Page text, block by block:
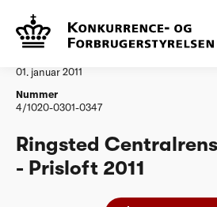
Vandtilsyn
01. januar 2011
Nummer
4/1020-0301-0347
Ringsted
- Prisloft 2011